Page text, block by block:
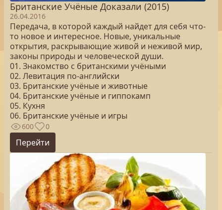
Британские Учёные Доказали (2015)
26.04.2016
Передача, в которой каждый найдет для себя что-
то новое и интересное. Новые, уникальные
открытия, раскрывающие живой и неживой мир,
законы природы и человеческой души.
01. Знакомство с британскими учёными
02. Левитация по-английски
03. Британские учёные и животные
04. Британские учёные и гиппокамп
05. Кухня
06. Британские учёные и игры
600 0
Перейти